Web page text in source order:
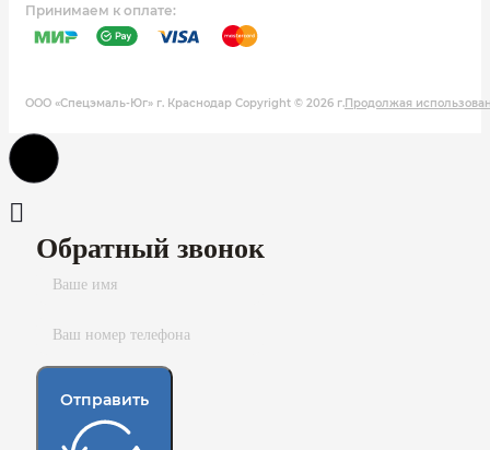
Принимаем к оплате:
ООО «Спецэмаль-Юг» г. Краснодар Copyright © 2026 г.Продолжая
Обратный звонок
Отправить